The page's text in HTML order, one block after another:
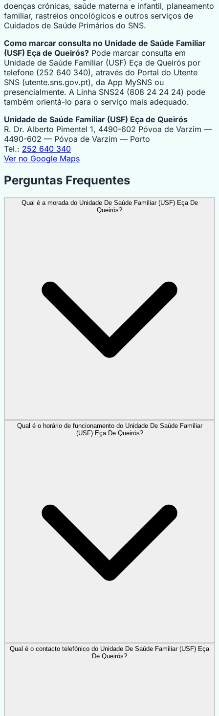
doenças crónicas, saúde materna e infantil, planeamento
familiar, rastreios oncológicos e outros serviços de
Cuidados de Saúde Primários do SNS.
Como marcar consulta no Unidade de Saúde Familiar
(USF) Eça de Queirós? Pode marcar consulta em
Unidade de Saúde Familiar (USF) Eça de Queirós por
telefone (252 640 340), através do Portal do Utente
SNS (utente.sns.gov.pt), da App MySNS ou
presencialmente. A Linha SNS24 (808 24 24 24) pode
também orientá-lo para o serviço mais adequado.
Unidade de Saúde Familiar (USF) Eça de Queirós
R. Dr. Alberto Pimentel 1, 4490-602 Póvoa de Varzim —
4490-602 — Póvoa de Varzim — Porto
Tel.: 252 640 340
Ver no Google Maps
Perguntas Frequentes
Qual é a morada do Unidade De Saúde Familiar (USF) Eça De
Queirós?
Qual é o horário de funcionamento do Unidade De Saúde Familiar
(USF) Eça De Queirós?
Qual é o contacto telefónico do Unidade De Saúde Familiar (USF) Eça
De Queirós?